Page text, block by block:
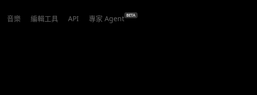
音樂 編輯工具 API 專家 Agent BETA